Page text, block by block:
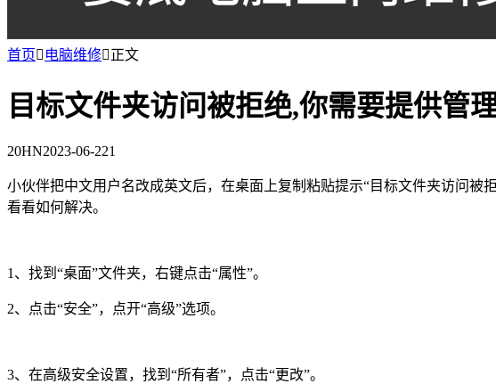
首页 电脑维修正文
目标文件夹访问被拒绝,你需要提供管
20HN2023-06-221
小伙伴把中文用户名改成英文后，在桌面上复制粘贴提示“目标文件夹访问
看看如何解决。
1、找到“桌面”文件夹，右键点击“属性”。
2、点击“安全”，点开“高级”选项。
3、在高级安全设置，找到“所有者”，点击“更改”。